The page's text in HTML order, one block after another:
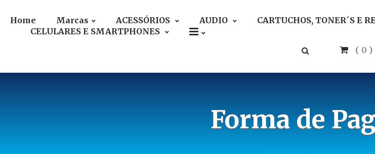
Home Marcas ACESSÓRIOS AUDIO CARTUCHOS, TONER´S E
CELULARES E SMARTPHONES
( 0 )
Forma de